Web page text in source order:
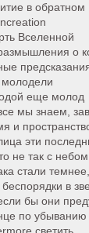
в обратном
Вселенной
о
еще молод
мы знаем,
и
эти
не так с
стали
беспорядки в
бы они
по убыванию